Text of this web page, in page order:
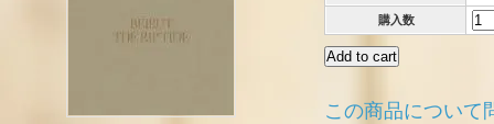
購入数
この商品について